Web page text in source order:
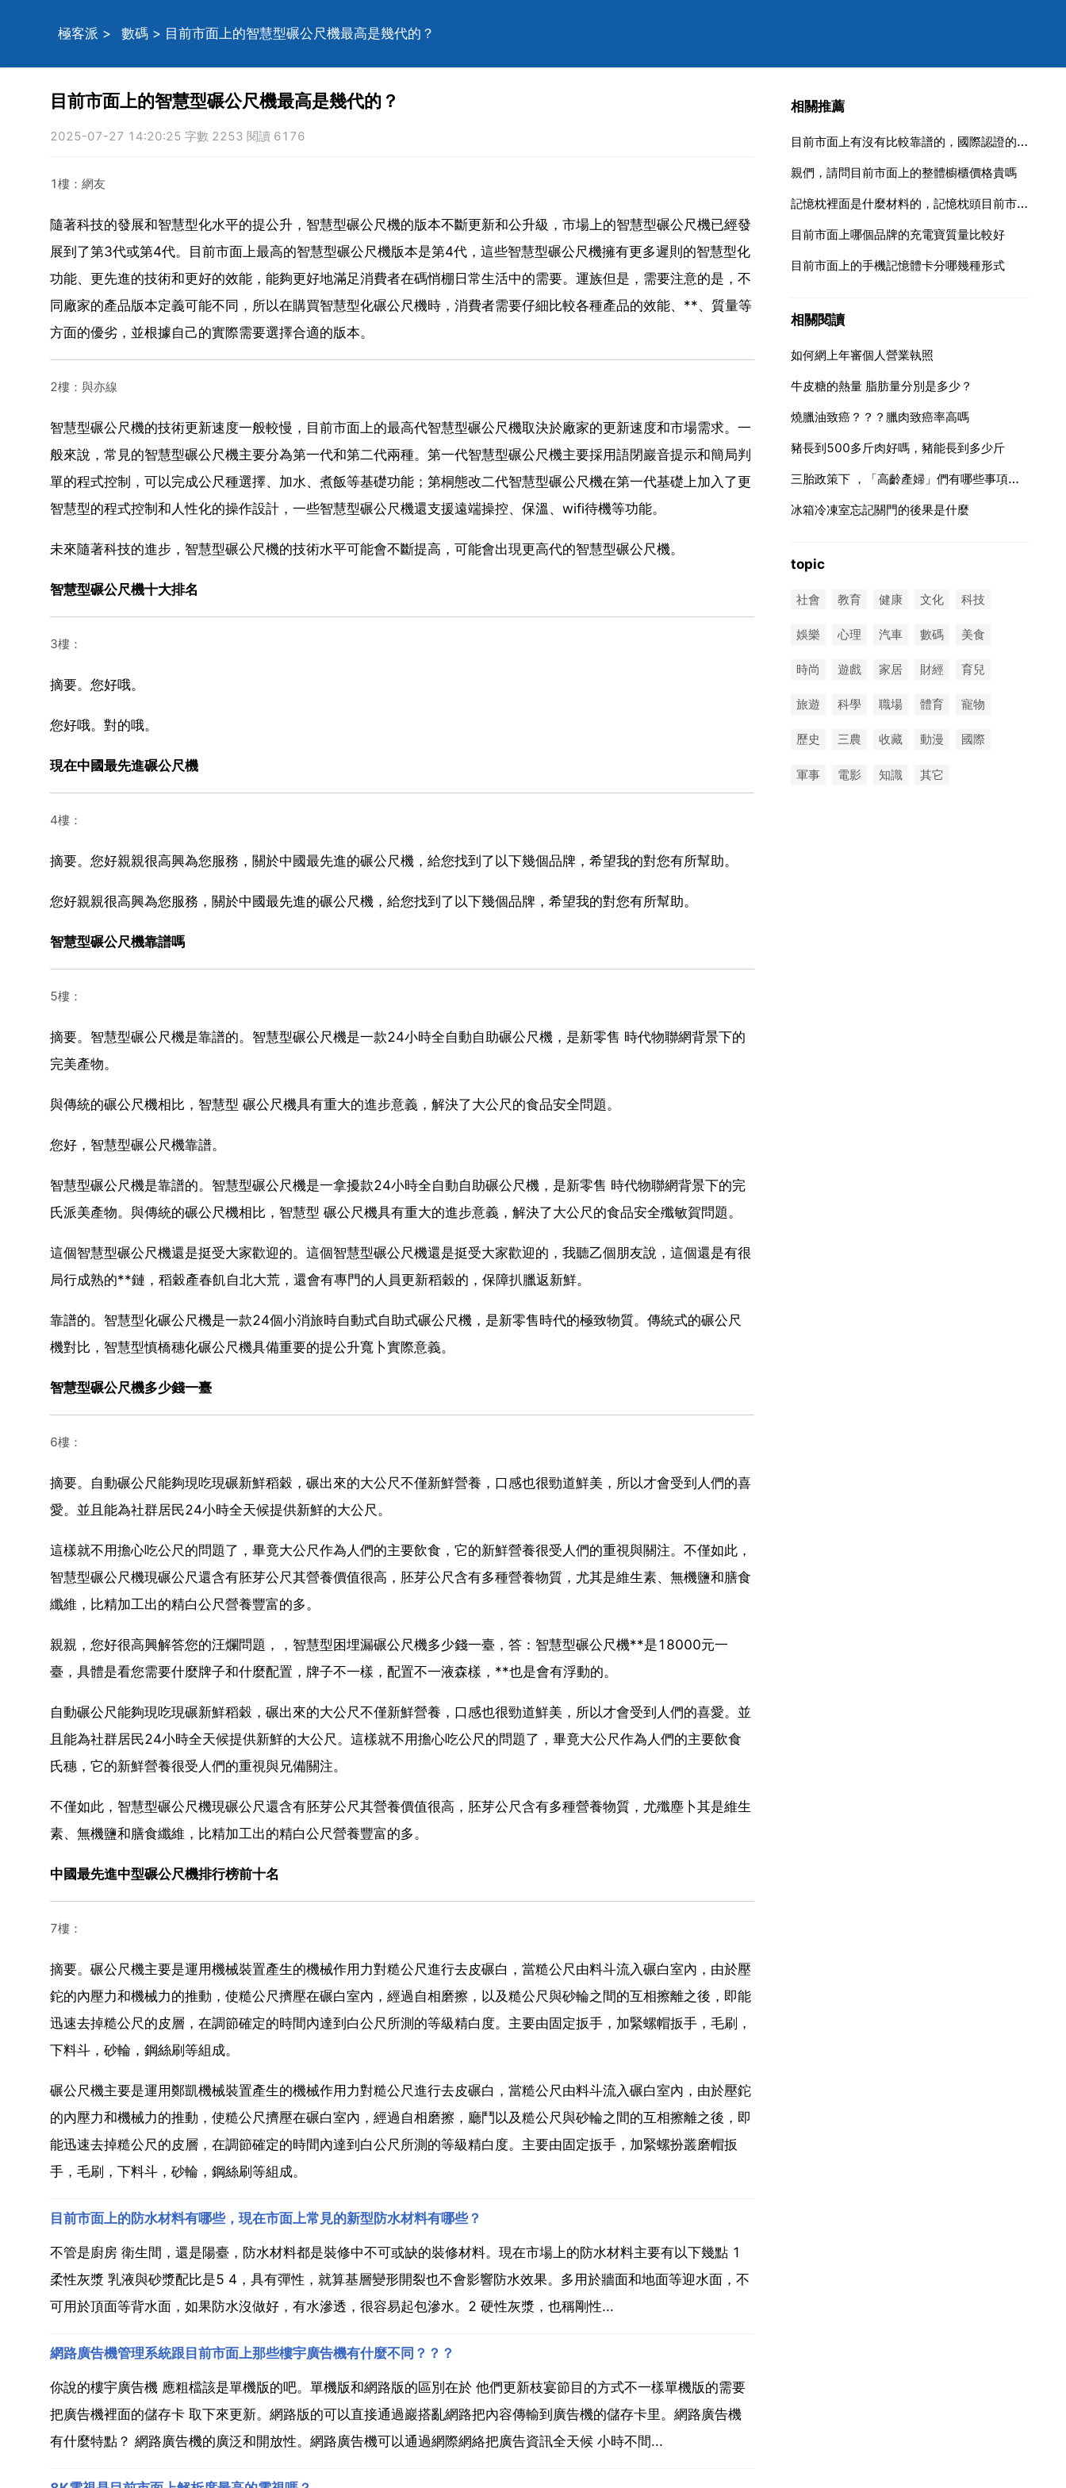
極客派 > 數碼 > 目前市面上的智慧型碾公尺機最高是幾代的？
目前市面上的智慧型碾公尺機最高是幾代的？
2025-07-27 14:20:25 字數 2253 閱讀 6176
1樓：網友
隨著科技的發展和智慧型化水平的提公升，智慧型碾公尺機的版本不斷更新和公升級，市場上的智慧型碾公尺機已經發
展到了第3代或第4代。目前市面上最高的智慧型碾公尺機版本是第4代，這些智慧型碾公尺機擁有更多遲則的智慧型化
功能、更先進的技術和更好的效能，能夠更好地滿足消費者在碼悄棚日常生活中的需要。運族但是，需要注意的是，不
同廠家的產品版本定義可能不同，所以在購買智慧型化碾公尺機時，消費者需要仔細比較各種產品的效能、**、質量等
方面的優劣，並根據自己的實際需要選擇合適的版本。
2樓：與亦線
智慧型碾公尺機的技術更新速度一般較慢，目前市面上的最高代智慧型碾公尺機取決於廠家的更新速度和市場需求。一
般來說，常見的智慧型碾公尺機主要分為第一代和第二代兩種。第一代智慧型碾公尺機主要採用語閉巖音提示和簡局判
單的程式控制，可以完成公尺種選擇、加水、煮飯等基礎功能；第桐態改二代智慧型碾公尺機在第一代基礎上加入了更
智慧型的程式控制和人性化的操作設計，一些智慧型碾公尺機還支援遠端操控、保溫、wifi待機等功能。
未來隨著科技的進步，智慧型碾公尺機的技術水平可能會不斷提高，可能會出現更高代的智慧型碾公尺機。
智慧型碾公尺機十大排名
3樓：
摘要。您好哦。
您好哦。對的哦。
現在中國最先進碾公尺機
4樓：
摘要。您好親親很高興為您服務，關於中國最先進的碾公尺機，給您找到了以下幾個品牌，希望我的對您有所幫助。
您好親親很高興為您服務，關於中國最先進的碾公尺機，給您找到了以下幾個品牌，希望我的對您有所幫助。
智慧型碾公尺機靠譜嗎
5樓：
摘要。智慧型碾公尺機是靠譜的。智慧型碾公尺機是一款24小時全自動自助碾公尺機，是新零售 時代物聯網背景下的
完美產物。
與傳統的碾公尺機相比，智慧型 碾公尺機具有重大的進步意義，解決了大公尺的食品安全問題。
您好，智慧型碾公尺機靠譜。
智慧型碾公尺機是靠譜的。智慧型碾公尺機是一拿擾款24小時全自動自助碾公尺機，是新零售 時代物聯網背景下的完
氏派美產物。與傳統的碾公尺機相比，智慧型 碾公尺機具有重大的進步意義，解決了大公尺的食品安全殲敏賀問題。
這個智慧型碾公尺機還是挺受大家歡迎的。這個智慧型碾公尺機還是挺受大家歡迎的，我聽乙個朋友說，這個還是有很
局行成熟的**鏈，稻穀產春飢自北大荒，還會有專門的人員更新稻穀的，保障扒臘返新鮮。
靠譜的。智慧型化碾公尺機是一款24個小消旅時自動式自助式碾公尺機，是新零售時代的極致物質。傳統式的碾公尺
機對比，智慧型慎橋穗化碾公尺機具備重要的提公升寬卜實際意義。
智慧型碾公尺機多少錢一臺
6樓：
摘要。自動碾公尺能夠現吃現碾新鮮稻穀，碾出來的大公尺不僅新鮮營養，口感也很勁道鮮美，所以才會受到人們的喜
愛。並且能為社群居民24小時全天候提供新鮮的大公尺。
這樣就不用擔心吃公尺的問題了，畢竟大公尺作為人們的主要飲食，它的新鮮營養很受人們的重視與關注。不僅如此，
智慧型碾公尺機現碾公尺還含有胚芽公尺其營養價值很高，胚芽公尺含有多種營養物質，尤其是維生素、無機鹽和膳食
纖維，比精加工出的精白公尺營養豐富的多。
親親，您好很高興解答您的汪爛問題，，智慧型困埋漏碾公尺機多少錢一臺，答：智慧型碾公尺機**是18000元一
臺，具體是看您需要什麼牌子和什麼配置，牌子不一樣，配置不一液森樣，**也是會有浮動的。
自動碾公尺能夠現吃現碾新鮮稻穀，碾出來的大公尺不僅新鮮營養，口感也很勁道鮮美，所以才會受到人們的喜愛。並
且能為社群居民24小時全天候提供新鮮的大公尺。這樣就不用擔心吃公尺的問題了，畢竟大公尺作為人們的主要飲食
氏穗，它的新鮮營養很受人們的重視與兄備關注。
不僅如此，智慧型碾公尺機現碾公尺還含有胚芽公尺其營養價值很高，胚芽公尺含有多種營養物質，尤殲塵卜其是維生
素、無機鹽和膳食纖維，比精加工出的精白公尺營養豐富的多。
中國最先進中型碾公尺機排行榜前十名
7樓：
摘要。碾公尺機主要是運用機械裝置產生的機械作用力對糙公尺進行去皮碾白，當糙公尺由料斗流入碾白室內，由於壓
鉈的內壓力和機械力的推動，使糙公尺擠壓在碾白室內，經過自相磨擦，以及糙公尺與砂輪之間的互相擦離之後，即能
迅速去掉糙公尺的皮層，在調節確定的時間內達到白公尺所測的等級精白度。主要由固定扳手，加緊螺帽扳手，毛刷，
下料斗，砂輪，鋼絲刷等組成。
碾公尺機主要是運用鄭凱機械裝置產生的機械作用力對糙公尺進行去皮碾白，當糙公尺由料斗流入碾白室內，由於壓鉈
的內壓力和機械力的推動，使糙公尺擠壓在碾白室內，經過自相磨擦，廳鬥以及糙公尺與砂輪之間的互相擦離之後，即
能迅速去掉糙公尺的皮層，在調節確定的時間內達到白公尺所測的等級精白度。主要由固定扳手，加緊螺扮叢磨帽扳
手，毛刷，下料斗，砂輪，鋼絲刷等組成。
目前市面上的防水材料有哪些，現在市面上常見的新型防水材料有哪些？
不管是廚房 衛生間，還是陽臺，防水材料都是裝修中不可或缺的裝修材料。現在市場上的防水材料主要有以下幾點 1
柔性灰漿 乳液與砂漿配比是5 4，具有彈性，就算基層變形開裂也不會影響防水效果。多用於牆面和地面等迎水面，不
可用於頂面等背水面，如果防水沒做好，有水滲透，很容易起包滲水。2 硬性灰漿，也稱剛性...
網路廣告機管理系統跟目前市面上那些樓宇廣告機有什麼不同？？？
你說的樓宇廣告機 應粗檔該是單機版的吧。單機版和網路版的區別在於 他們更新枝宴節目的方式不一樣單機版的需要
把廣告機裡面的儲存卡 取下來更新。網路版的可以直接通過巖搭亂網路把內容傳輸到廣告機的儲存卡里。網路廣告機
有什麼特點？ 網路廣告機的廣泛和開放性。網路廣告機可以通過網際網絡把廣告資訊全天候 小時不間...
相關推薦
目前市面上有沒有比較靠譜的，國際認證的凱格爾訓練器，有沒有推薦？
親們，請問目前市面上的整體櫥櫃價格貴嗎
記憶枕裡面是什麼材料的，記憶枕頭目前市面上都是什麼材料製作的
目前市面上哪個品牌的充電寶質量比較好
目前市面上的手機記憶體卡分哪幾種形式
相關閱讀
如何網上年審個人營業執照
牛皮糖的熱量 脂肪量分別是多少？
燒臘油致癌？？？臘肉致癌率高嗎
豬長到500多斤肉好嗎，豬能長到多少斤
三胎政策下 ，「高齡產婦」們有哪些事項需要注意？
冰箱冷凍室忘記關門的後果是什麼
topic
社會 教育 健康 文化 科技
娛樂 心理 汽車 數碼 美食
時尚 遊戲 家居 財經 育兒
旅遊 科學 職場 體育 寵物
歷史 三農 收藏 動漫 國際
軍事 電影 知識 其它